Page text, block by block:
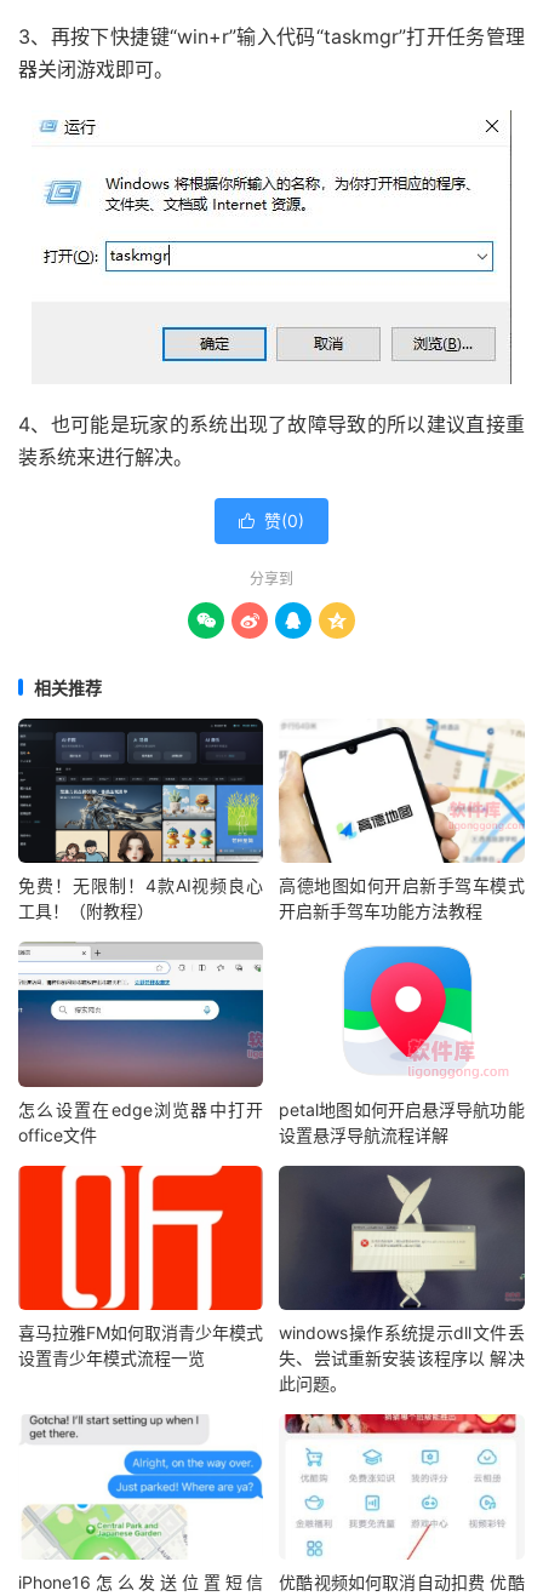
3、再按下快捷键“win+r”输入代码“taskmgr”打开任务管理
器关闭游戏即可。
4、也可能是玩家的系统出现了故障导致的所以建议直接重
装系统来进行解决。
 赞(0)
分享到
   
相关推荐
免费！无限制！4款AI视频良心
工具！（附教程）
高德地图如何开启新手驾车模式
开启新手驾车功能方法教程
怎么设置在edge浏览器中打开
office文件
petal地图如何开启悬浮导航功能
设置悬浮导航流程详解
喜马拉雅FM如何取消青少年模式
设置青少年模式流程一览
windows操作系统提示dll文件丢
失、尝试重新安装该程序以 解决
此问题。
iPhone16怎么发送位置短信 优酷视频如何取消自动扣费 优酷